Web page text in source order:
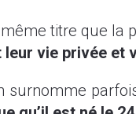
titre que
vie privée
surnomme